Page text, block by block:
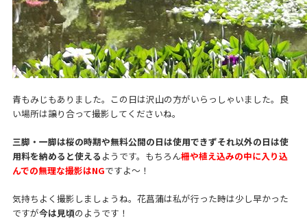
青もみじもありました。この日は沢山の方がいらっしゃいました。良
い場所は譲り合って撮影してくださいね。
三脚・一脚は桜の時期や無料公開の日は使用できずそれ以外の日は使
用料を納めると使える ようです。もちろん柵や植え込みの中に入り込
んでの無理な撮影はNGですよ〜！
気持ちよく撮影しましょうね。花菖蒲は私が行った時は少し早かった
ですが今は見頃のようです！